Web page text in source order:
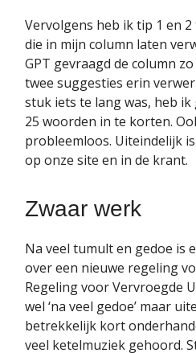
Vervolgens heb ik tip 1 en
die in mijn column laten
GPT gevraagd de column
twee suggesties erin
stuk iets te lang was, heb
25 woorden in te korten.
probleemloos. Uiteindelijk
op onze site en in de krant.
Zwaar werk
Na veel tumult en gedoe is
over een nieuwe regeling
Regeling voor Vervroegde
wel ‘na veel gedoe’ maar
betrekkelijk kort
veel ketelmuziek gehoord.